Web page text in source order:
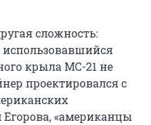
сложность:
крыла МС-21 не
проектировался с
«американцы